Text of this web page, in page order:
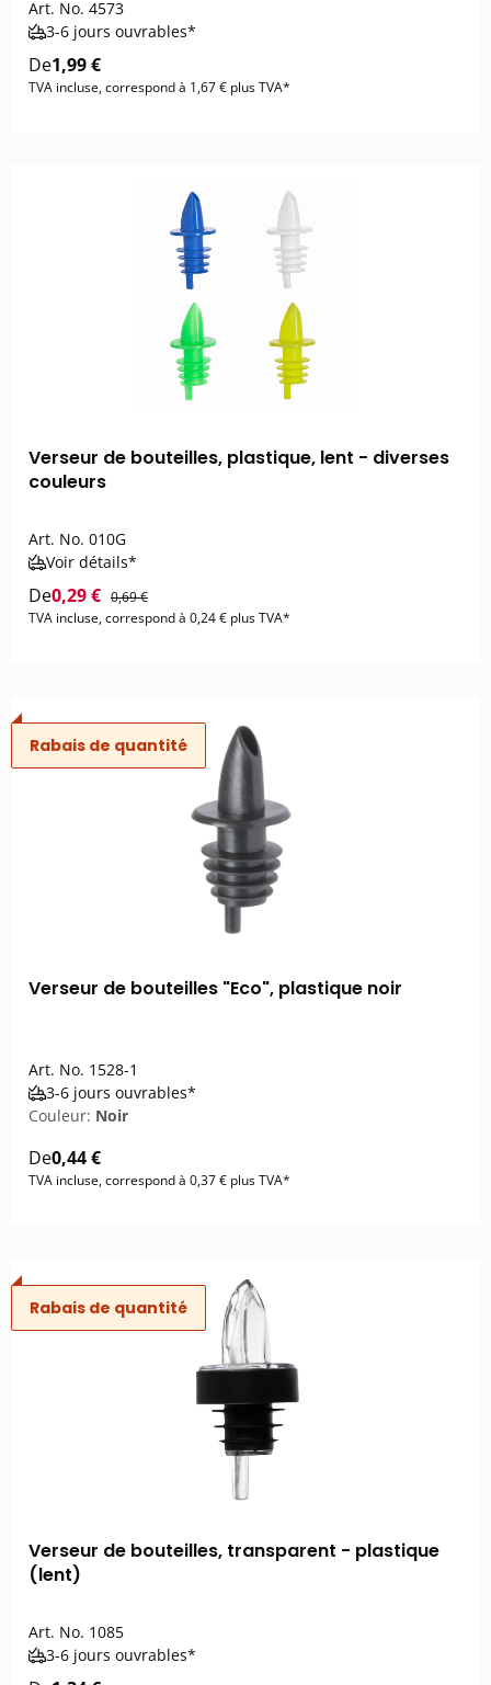
Art. No. 4573
3-6 jours ouvrables*
De1,99 €
TVA incluse, correspond à 1,67 € plus TVA*
Verseur de bouteilles, plastique, lent - diverses
couleurs
Art. No. 010G
Voir détails*
De0,29 € 0,69 €
TVA incluse, correspond à 0,24 € plus TVA*
Rabais de quantité
Verseur de bouteilles "Eco", plastique noir
Art. No. 1528-1
3-6 jours ouvrables*
Couleur: Noir
De0,44 €
TVA incluse, correspond à 0,37 € plus TVA*
Rabais de quantité
Verseur de bouteilles, transparent - plastique
(lent)
Art. No. 1085
3-6 jours ouvrables*